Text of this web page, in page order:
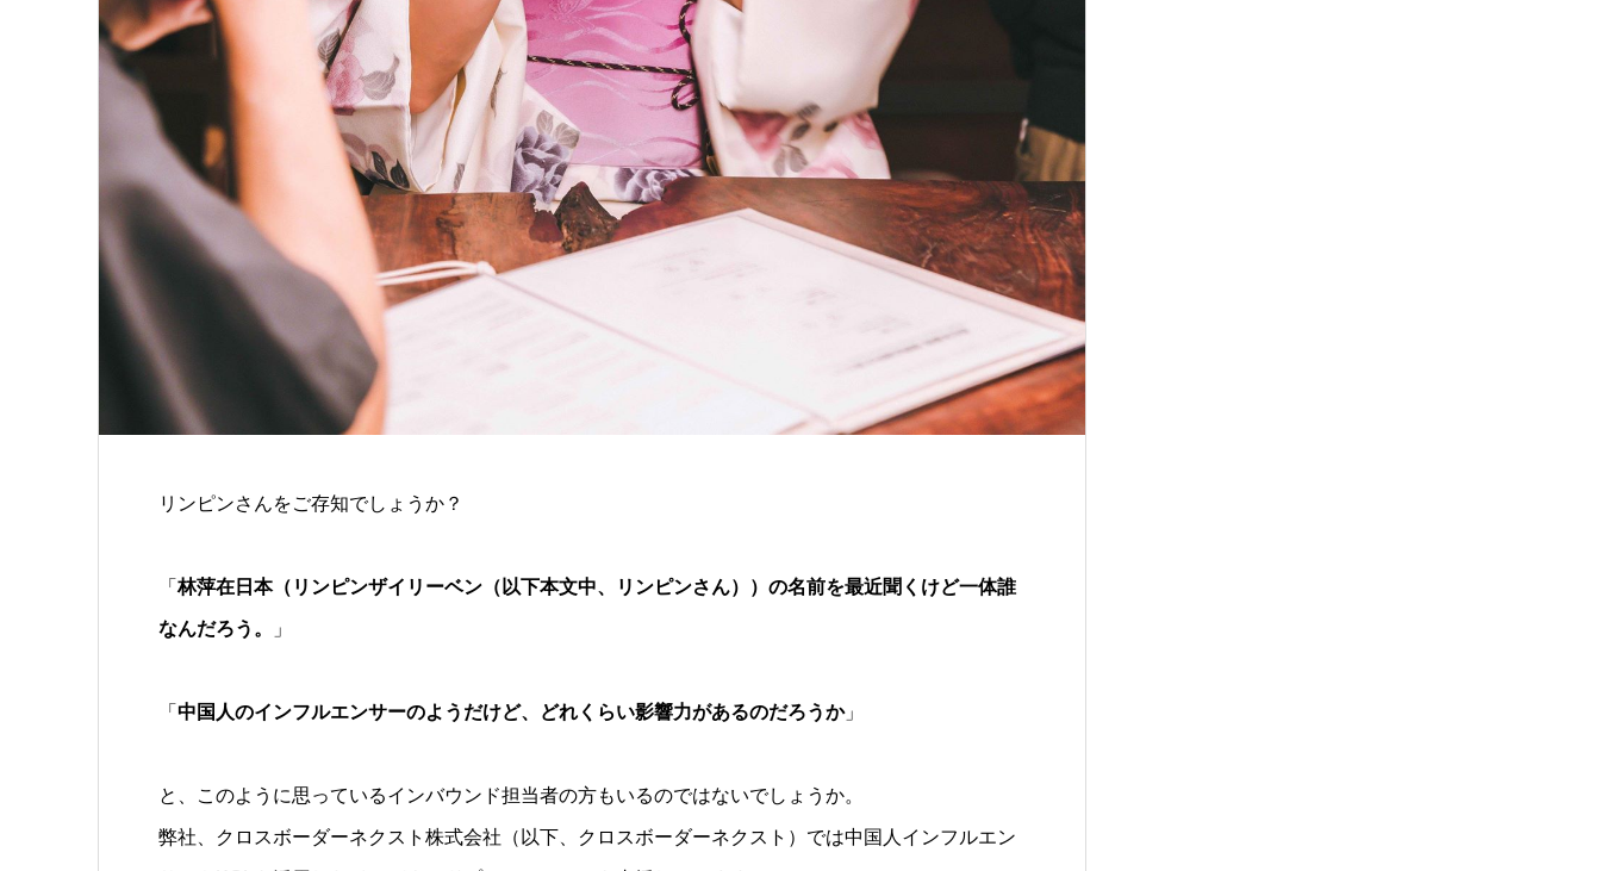
リンピンさんをご存知でしょうか？
「林萍在日本（リンピンザイリーベン（以下本文中、リンピンさん））の名前を最近聞くけど一体誰
なんだろう。 」
「 中国人のインフルエンサーのようだけど、どれくらい影響力があるのだろうか」
と、このように思っているインバウンド担当者の方もいるのではないでしょうか。
弊社、クロスボーダーネクスト株式会社（以下、クロスボーダーネクスト）では中国人インフルエン